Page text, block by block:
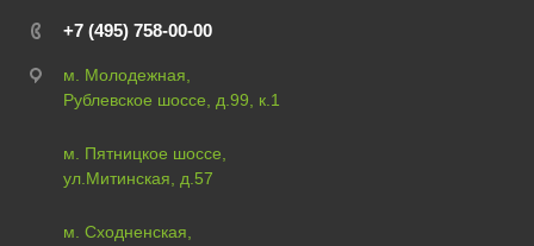
+7 (495) 758-00-00
м. Молодежная,
Рублевское шоссе, д.99, к.1
м. Пятницкое шоссе,
ул.Митинская, д.57
м. Сходненская,